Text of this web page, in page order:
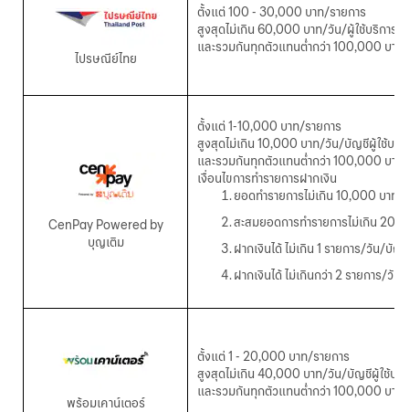
ไปรษณีย์ไทย
ตั้งแต่ 100 - 30,000 บาท/รายการ
สูงสุดไม่เกิน 60,000 บาท/วัน/ผู้ใช้บริการ
และรวมกันทุกตัวแทนต่ำกว่า 100,000 บาท
CenPay Powered by
บุญเติม
ตั้งแต่ 1-10,000 บาท/รายการ
สูงสุดไม่เกิน 10,000 บาท/วัน/บัญชีผู้ใช้บริก
และรวมกันทุกตัวแทนต่ำกว่า100,000 บาท
เงื่อนไขการทำรายการฝากเงิน
ยอดทำรายการไม่เกิน 10,000 บาท/
สะสมยอดการทำรายการไม่เกิน
ฝากเงินได้ ไม่เกิน 1 รายการ/วัน/บัญ
ฝากเงินได้ ไม่เกินกว่า2 รายการ/วัน/
พร้อมเคาน์เตอร์
ตั้งแต่ 1 - 20,000 บาท/รายการ
สูงสุดไม่เกิน 40,000 บาท/วัน/บัญชีผู้ใช้บริ
และรวมกันทุกตัวแทนต่ำกว่า100,000 บาท